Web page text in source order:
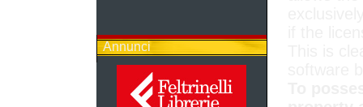
Annunci